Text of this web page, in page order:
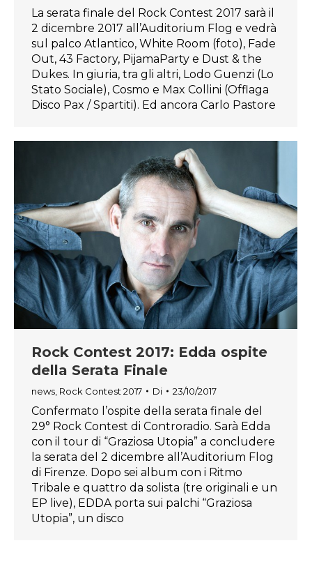
La serata finale del Rock Contest 2017 sarà il
2 dicembre 2017 all’Auditorium Flog e vedrà
sul palco Atlantico, White Room (foto), Fade
Out, 43 Factory, PijamaParty e Dust & the
Dukes. In giuria, tra gli altri, Lodo Guenzi (Lo
Stato Sociale), Cosmo e Max Collini (Offlaga
Disco Pax / Spartiti). Ed ancora Carlo Pastore
Rock Contest 2017: Edda ospite
della Serata Finale
news Rock Contest 2017 Di 23/10/2017
Confermato l’ospite della serata finale del
29° Rock Contest di Controradio. Sarà Edda
con il tour di “Graziosa Utopia” a concludere
la serata del 2 dicembre all’Auditorium Flog
di Firenze. Dopo sei album con i Ritmo
Tribale e quattro da solista (tre originali e un
EP live), EDDA porta sui palchi “Graziosa
Utopia”, un disco